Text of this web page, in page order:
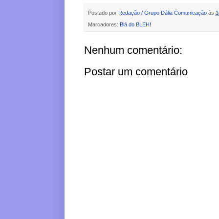
Postado por Redação / Grupo Dália Comunicação às
Marcadores: Blá do BLEH!
Nenhum comentário:
Postar um comentário